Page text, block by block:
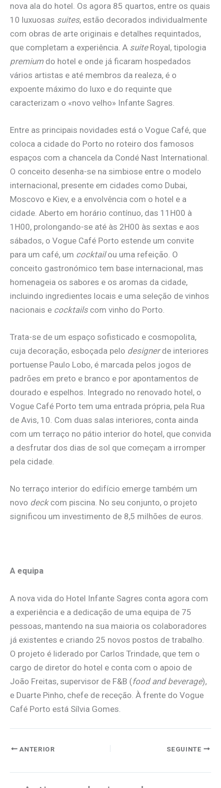
nova ala do hotel. Os agora 85 quartos, entre os quais
10 luxuosas suites, estão decorados individualmente
com obras de arte originais e detalhes requintados,
que completam a experiência. A suiteRoyal, tipologia
premiumdo hotel e onde já ficaram hospedados
vários artistas e até membros da realeza, é o
expoente máximo do luxo e do requinte que
caracterizam o «novo velho» Infante Sagres.
Entre as principais novidades está o Vogue Café, que
coloca a cidade do Porto no roteiro dos famosos
espaços com a chancela da Condé Nast International.
O conceito desenha-se na simbiose entre o modelo
internacional, presente em cidades como Dubai,
Moscovo e Kiev, e a envolvência com o hotel e a
cidade. Aberto em horário contínuo, das 11H00 à
1H00, prolongando-se até às 2H00 às sextas e aos
sábados, o Vogue Café Porto estende um convite
para um café, um cocktailou uma refeição. O
conceito gastronómico tem base internacional, mas
homenageia os sabores e os aromas da cidade,
incluindo ingredientes locais e uma seleção de vinhos
nacionais e cocktailscom vinho do Porto.
Trata-se de um espaço sofisticado e cosmopolita,
cuja decoração, esboçada pelo designerde interiores
portuense Paulo Lobo, é marcada pelos jogos de
padrões em preto e branco e por apontamentos de
dourado e espelhos. Integrado no renovado hotel, o
Vogue Café Porto tem uma entrada própria, pela Rua
de Avis, 10. Com duas salas interiores, conta ainda
com um terraço no pátio interior do hotel, que convida
a desfrutar dos dias de sol que começam a irromper
pela cidade.
No terraço interior do edifício emerge também um
novo deckcom piscina. No seu conjunto, o projeto
significou um investimento de 8,5 milhões de euros.
A equipa
A nova vida do Hotel Infante Sagres conta agora com
a experiência e a dedicação de uma equipa de 75
pessoas, mantendo na sua maioria os colaboradores
já existentes e criando 25 novos postos de trabalho.
O projeto é liderado por Carlos Trindade, que tem o
cargo de diretor do hotel e conta com o apoio de
João Freitas, supervisor de F&B (food and beverage),
e Duarte Pinho, chefe de receção. À frente do Vogue
Café Porto está Sílvia Gomes.
ANTERIOR SEGUINTE